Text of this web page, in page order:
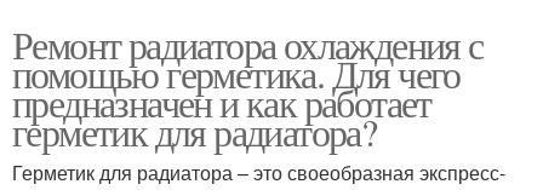
Ремонт радиатора охлаждения с
помощью герметика. Для чего
предназначен и как работает
герметик для радиатора?
Герметик для радиатора – это своеобразная экспресс-